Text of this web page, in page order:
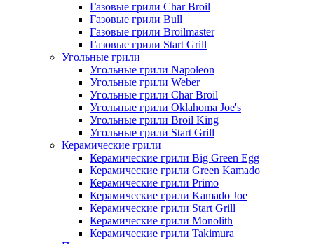
Газовые грили Char Broil
Газовые грили Bull
Газовые грили Broilmaster
Газовые грили Start Grill
Угольные грили
Угольные грили Napoleon
Угольные грили Weber
Угольные грили Char Broil
Угольные грили Oklahoma Joe's
Угольные грили Broil King
Угольные грили Start Grill
Керамические грили
Керамические грили Big Green Egg
Керамические грили Green Kamado
Керамические грили Primo
Керамические грили Kamado Joe
Керамические грили Start Grill
Керамические грили Monolith
Керамические грили Takimura